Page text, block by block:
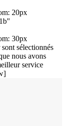
20px
30px
sélectionnés
nous avons
service